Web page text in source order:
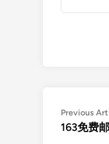
Post
Previous
163免费